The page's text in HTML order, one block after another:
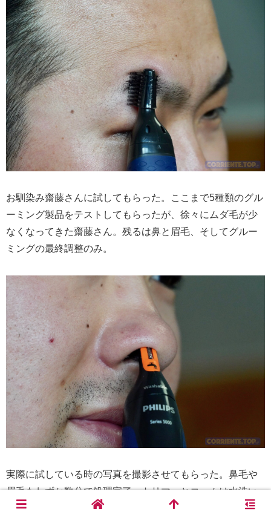
お馴染み齋藤さんに試してもらった。ここまで5種類のグル
ーミング製品をテストしてもらったが、徐々にムダ毛が少
なくなってきた齋藤さん。残るは鼻と眉毛、そしてグルー
ミングの最終調整のみ。
実際に試している時の写真を撮影させてもらった。鼻毛や
眉毛もわずか数分で処理完了。トリマーとコームは水洗い
ができるため、使った後もすぐに綺麗にできるのも魅力的